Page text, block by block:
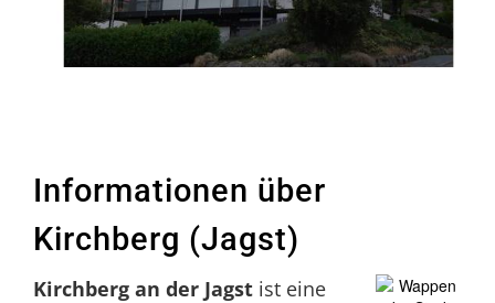
Informationen über
Kirchberg (Jagst)
Kirchberg an der Jagst ist eine